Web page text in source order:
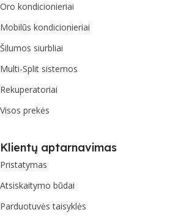
Oro kondicionieriai
Mobilūs kondicionieriai
Šilumos siurbliai
Multi-Split sistemos
Rekuperatoriai
Visos prekės
Klientų aptarnavimas
Pristatymas
Atsiskaitymo būdai
Parduotuvės taisyklės